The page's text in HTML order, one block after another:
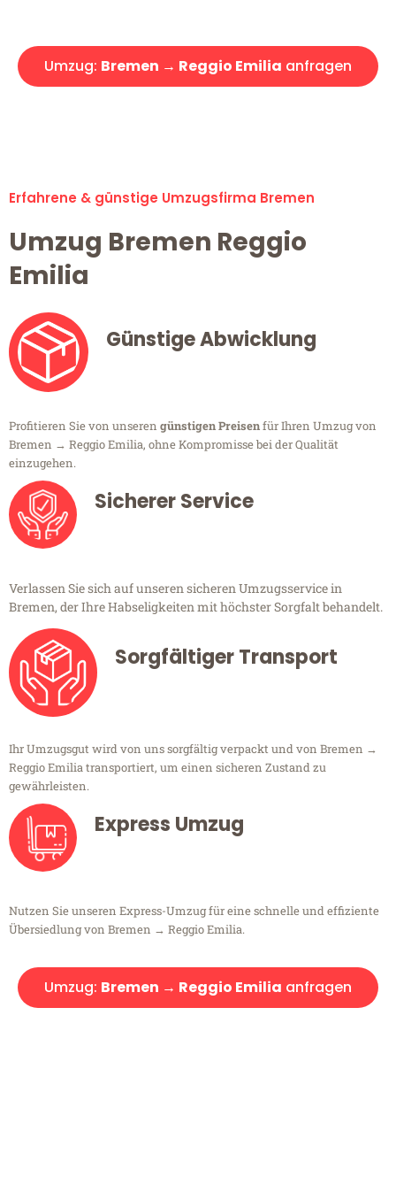
Umzug: Bremen → Reggio Emilia anfragen
Erfahrene & günstige Umzugsfirma Bremen
Umzug Bremen Reggio
Emilia
Günstige Abwicklung
Profitieren Sie von unseren günstigen Preisenfür Ihren Umzug von
Bremen → Reggio Emilia, ohne Kompromisse bei der Qualität
einzugehen.
Sicherer Service
Verlassen Sie sich auf unseren sicheren Umzugsservice in
Bremen, der Ihre Habseligkeiten mit höchster Sorgfalt behandelt.
Sorgfältiger Transport
Ihr Umzugsgut wird von uns sorgfältig verpackt und von Bremen →
Reggio Emilia transportiert, um einen sicheren Zustand zu
gewährleisten.
Express Umzug
Nutzen Sie unseren Express-Umzug für eine schnelle und effiziente
Übersiedlung von Bremen → Reggio Emilia.
Umzug: Bremen → Reggio Emilia anfragen